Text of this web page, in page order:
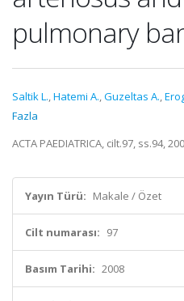
pulmonary
Saltik L.,Hatemi A.,Guzeltas A.,
Fazla
ACTA PAEDIATRICA, cilt.97, ss.94,
Yayın Türü: Makale / Özet
Cilt numarası: 97
Basım Tarihi: 2008